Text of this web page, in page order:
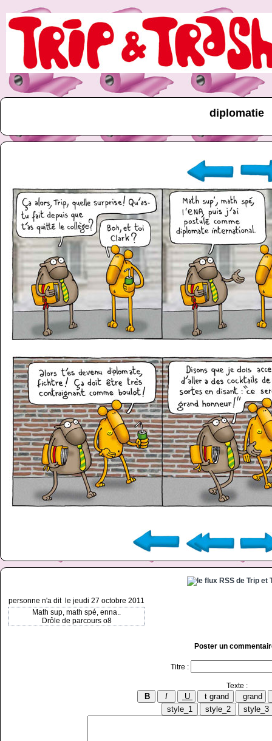
diplomatie
personne n'a dit le jeudi 27 octobre 2011
Math sup, math spé, enna..
Drôle de parcours o8
Poster un
Titre :
Texte :